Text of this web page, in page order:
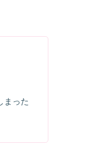
まった